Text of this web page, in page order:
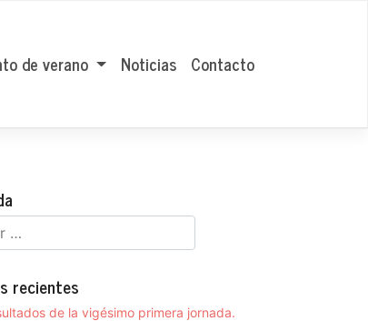
de verano Noticias Contacto
recientes
de la vigésimo primera jornada.